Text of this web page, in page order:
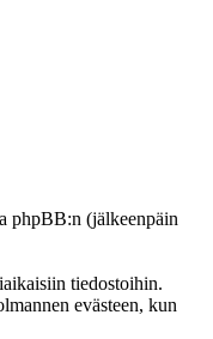
phpBB:n (jälkeenpäin
tiedostoihin.
evästeen, kun